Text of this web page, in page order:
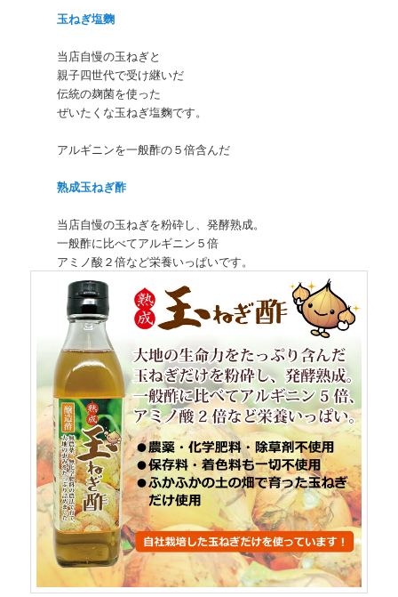
玉ねぎ塩麴
当店自慢の玉ねぎと
親子四世代で受け継いだ
伝統の麹菌を使った
ぜいたくな玉ねぎ塩麴です。
アルギニンを一般酢の５倍含んだ
熟成玉ねぎ酢
当店自慢の玉ねぎを粉砕し、発酵熟成。
一般酢に比べてアルギニン５倍
アミノ酸２倍など栄養いっぱいです。